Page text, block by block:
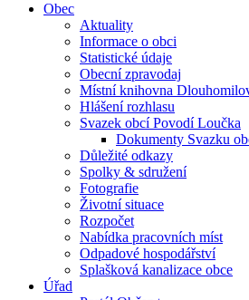
Obec
Aktuality
Informace o obci
Statistické údaje
Obecní zpravodaj
Místní knihovna
Hlášení rozhlasu
Svazek obcí Povodí Loučka
Dokumenty Svazku
Důležité odkazy
Spolky & sdružení
Fotografie
Životní situace
Rozpočet
Nabídka pracovních míst
Odpadové hospodářství
Splašková kanalizace obce
Úřad